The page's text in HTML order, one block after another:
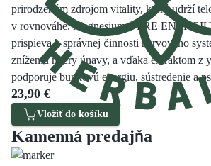
prirodzeným zdrojom vitality, ktorý udrží
v rovnováhe. Magnesium – PRE
prispieva k správnej činnosti nervového
zníženiu miery únavy, a vďaka extraktom z
podporuje bunkovú energiu, sústredenie a
23,90 €
Vložiť do košíku
Kamenná predajňa